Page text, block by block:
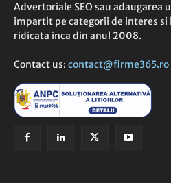
Advertoriale SEO sau adaugarea
impartit pe categorii de interes
ridicata inca din anul 2008.
Contact us: contact@firme365.ro